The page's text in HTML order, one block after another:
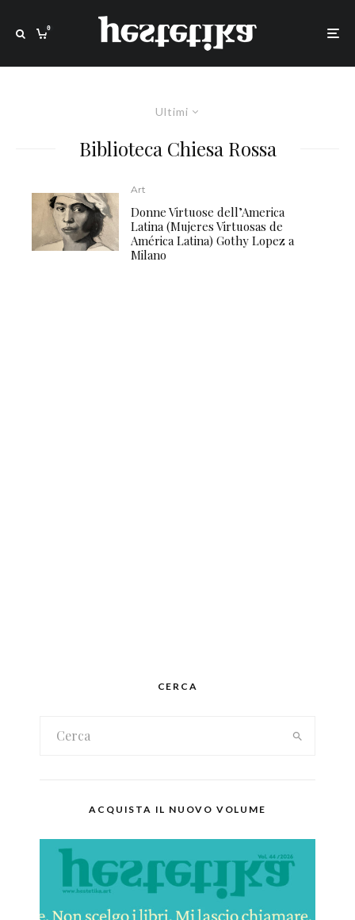
0
Ultimi
Biblioteca Chiesa Rossa
Art
Donne Virtuose dell’America
Latina (Mujeres Virtuosas de
América Latina) Gothy Lopez a
Milano
CERCA
ACQUISTA IL NUOVO VOLUME